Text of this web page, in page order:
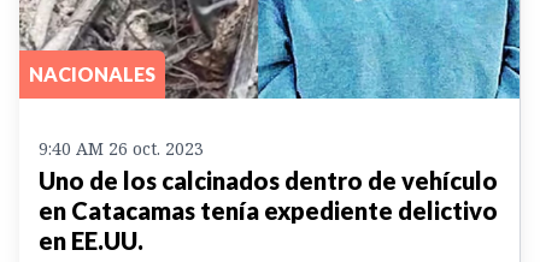
NACIONALES
9:40 AM 26 oct. 2023
Uno de los calcinados dentro de vehículo
en Catacamas tenía expediente delictivo
en EE.UU.